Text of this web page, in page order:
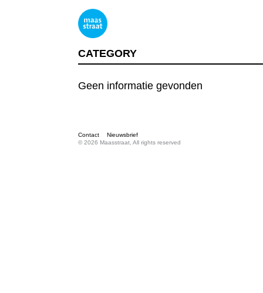
CATEGORY
Geen informatie gevonden
Contact
Nieuwsbrief
© 2026 Maasstraat, All rights reserved